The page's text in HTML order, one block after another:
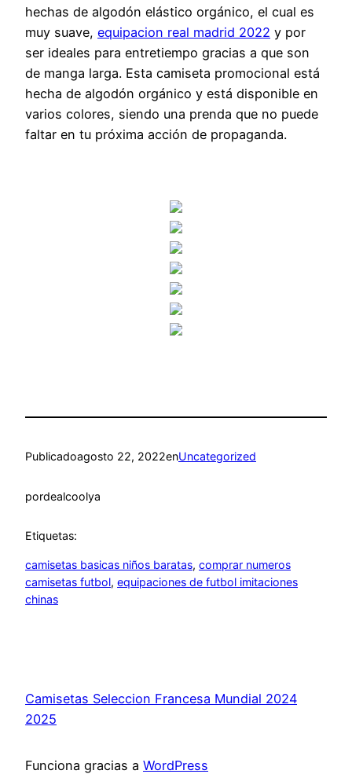
hechas de algodón elástico orgánico, el cual es
muy suave, equipacion real madrid 2022 y por
ser ideales para entretiempo gracias a que son
de manga larga. Esta camiseta promocional está
hecha de algodón orgánico y está disponible en
varios colores, siendo una prenda que no puede
faltar en tu próxima acción de propaganda.
Publicadoagosto 22, 2022enUncategorized
pordealcoolya
Etiquetas:
camisetas basicas niños baratas, comprar numeros
camisetas futbol, equipaciones de futbol imitaciones
chinas
Camisetas Seleccion Francesa Mundial 2024
2025
Funciona gracias a WordPress